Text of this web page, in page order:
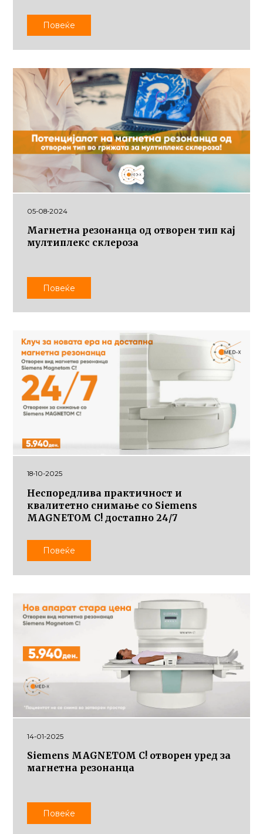
Повеќе
05-08-2024
Магнетна резонанца од отворен тип кај
мултиплекс склероза
Повеќе
18-10-2025
Неспоредлива практичност и
квалитетно снимање со Siemens
MAGNETOM C! достапно 24/7
Повеќе
14-01-2025
Siemens MAGNETOM C! отворен уред за
магнетна резонанца
Повеќе